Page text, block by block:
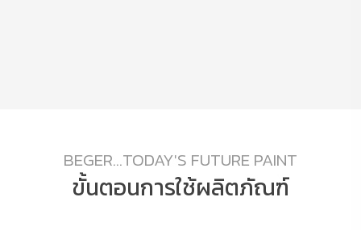
BEGER...TODAY'S FUTURE PAINT
ขั้นตอนการใช้ผลิตภัณฑ์